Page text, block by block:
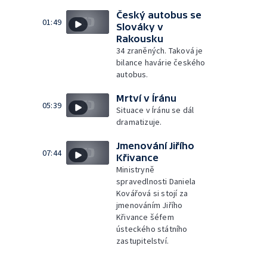
01:49
Český autobus se
Slováky v
Rakousku
34 zraněných. Taková je
bilance havárie českého
autobus.
05:39
Mrtví v Íránu
Situace v Íránu se dál
dramatizuje.
07:44
Jmenování Jiřího
Křivance
Ministryně
spravedlnosti Daniela
Kovářová si stojí za
jmenováním Jiřího
Křivance šéfem
ústeckého státního
zastupitelství.